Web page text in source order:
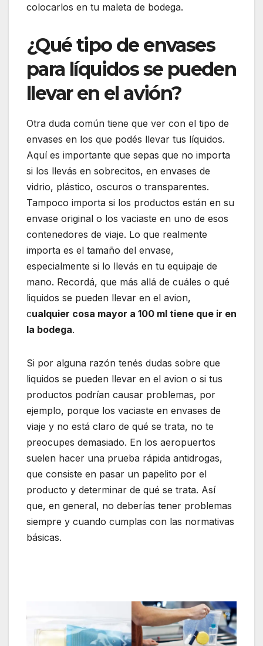
colocarlos en tu maleta de bodega.
¿Qué tipo de envases
para líquidos se pueden
llevar en el avión?
Otra duda común tiene que ver con el tipo de
envases en los que podés llevar tus líquidos.
Aquí es importante que sepas que no importa
si los llevás en sobrecitos, en envases de
vidrio, plástico, oscuros o transparentes.
Tampoco importa si los productos están en su
envase original o los vaciaste en uno de esos
contenedores de viaje. Lo que realmente
importa es el tamaño del envase,
especialmente si lo llevás en tu equipaje de
mano. Recordá, que más allá de cuáles o qué
liquidos se pueden llevar en el avion,
cualquier cosa mayor a 100 ml tiene que ir en
la bodega.
Si por alguna razón tenés dudas sobre que
liquidos se pueden llevar en el avion o si tus
productos podrían causar problemas, por
ejemplo, porque los vaciaste en envases de
viaje y no está claro de qué se trata, no te
preocupes demasiado. En los aeropuertos
suelen hacer una prueba rápida antidrogas,
que consiste en pasar un papelito por el
producto y determinar de qué se trata. Así
que, en general, no deberías tener problemas
siempre y cuando cumplas con las normativas
básicas.